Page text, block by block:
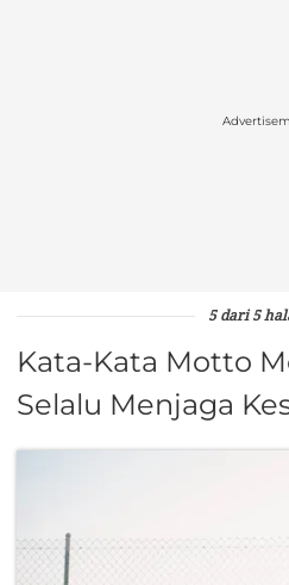
5 dari 5
Kata-Kata Motto
Selalu Menjaga